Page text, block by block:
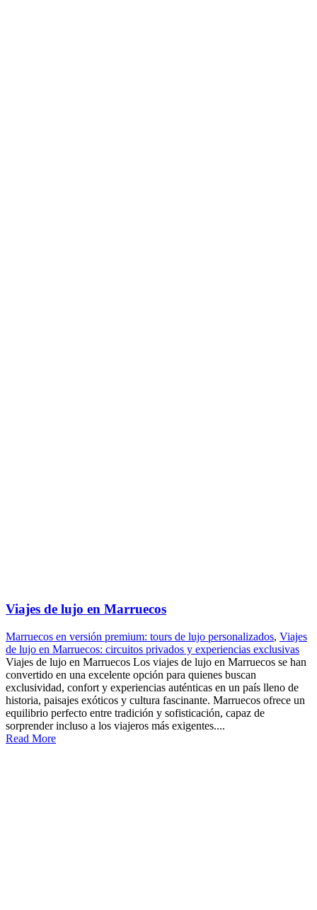
Viajes de lujo en Marruecos
Marruecos en versión premium: tours de lujo personalizados, Viajes
de lujo en Marruecos: circuitos privados y experiencias exclusivas
Viajes de lujo en Marruecos Los viajes de lujo en Marruecos se han
convertido en una excelente opción para quienes buscan
exclusividad, confort y experiencias auténticas en un país lleno de
historia, paisajes exóticos y cultura fascinante. Marruecos ofrece un
equilibrio perfecto entre tradición y sofisticación, capaz de
sorprender incluso a los viajeros más exigentes....
Read More